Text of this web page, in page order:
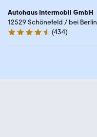
Autohaus Intermobil GmbH
12529 Schönefeld / bei Berlin
4.5 Sterne
(434)